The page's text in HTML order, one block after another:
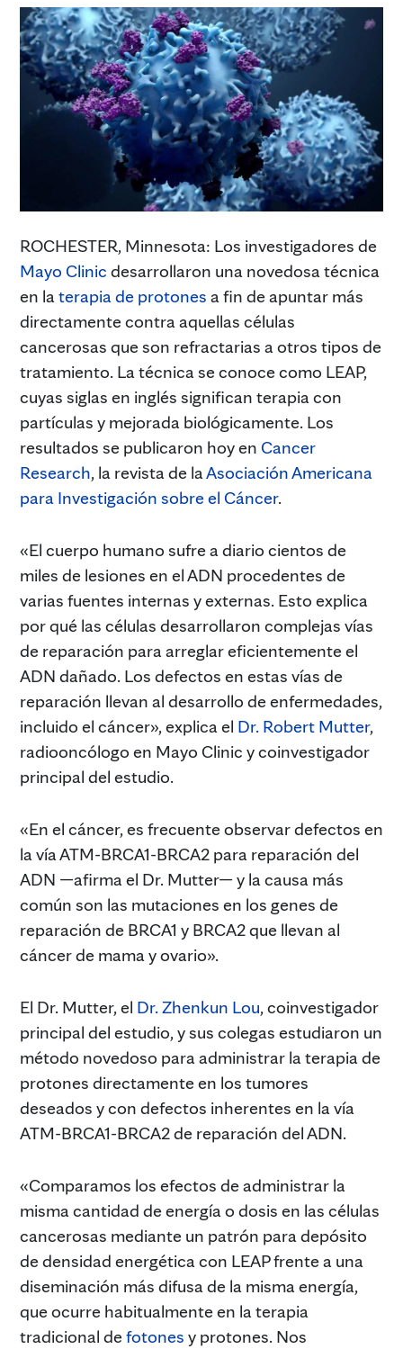
ROCHESTER, Minnesota: Los investigadores de
Mayo Clinic desarrollaron una novedosa técnica
en laterapia de protones a fin de apuntar más
directamente contra aquellas células
cancerosas que son refractarias a otros tipos de
tratamiento. La técnica se conoce como LEAP,
cuyas siglas en inglés significan terapia con
partículas y mejorada biológicamente. Los
resultados se publicaron hoy en Cancer
Research, la revista de laAsociación Americana
para Investigación sobre el Cáncer.
«El cuerpo humano sufre a diario cientos de
miles de lesiones en el ADN procedentes de
varias fuentes internas y externas. Esto explica
por qué las células desarrollaron complejas vías
de reparación para arreglar eficientemente el
ADN dañado. Los defectos en estas vías de
reparación llevan al desarrollo de enfermedades,
incluido el cáncer», explica el Dr. Robert Mutter,
radiooncólogo en Mayo Clinic y coinvestigador
principal del estudio.
«En el cáncer, es frecuente observar defectos en
la vía ATM-BRCA1-BRCA2 para reparación del
ADN —afirma el Dr. Mutter— y la causa más
común son las mutaciones en los genes de
reparación de BRCA1 y BRCA2 que llevan al
cáncer de mama y ovario».
El Dr. Mutter, el Dr. Zhenkun Lou, coinvestigador
principal del estudio, y sus colegas estudiaron un
método novedoso para administrar la terapia de
protones directamente en los tumores
deseados y con defectos inherentes en la vía
ATM-BRCA1-BRCA2 de reparación del ADN.
«Comparamos los efectos de administrar la
misma cantidad de energía o dosis en las células
cancerosas mediante un patrón para depósito
de densidad energética con LEAP frente a una
diseminación más difusa de la misma energía,
que ocurre habitualmente en la terapia
tradicional defotones y protones. Nos